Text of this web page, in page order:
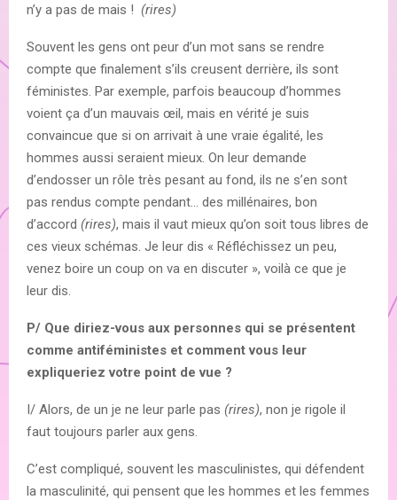
n’y a pas de mais ! (rires)
Souvent les gens ont peur d’un mot sans se rendre
compte que finalement s’ils creusent derrière, ils sont
féministes. Par exemple, parfois beaucoup d’hommes
voient ça d’un mauvais œil, mais en vérité je suis
convaincue que si on arrivait à une vraie égalité, les
hommes aussi seraient mieux. On leur demande
d’endosser un rôle très pesant au fond, ils ne s’en sont
pas rendus compte pendant… des millénaires, bon
d’accord (rires), mais il vaut mieux qu’on soit tous libres de
ces vieux schémas. Je leur dis « Réfléchissez un peu,
venez boire un coup on va en discuter », voilà ce que je
leur dis.
P/ Que diriez-vous aux personnes qui se présentent
comme antiféministes et comment vous leur
expliqueriez votre point de vue ?
I/ Alors, de un je ne leur parle pas (rires), non je rigole il
faut toujours parler aux gens.
C’est compliqué, souvent les masculinistes, qui défendent
la masculinité, qui pensent que les hommes et les femmes